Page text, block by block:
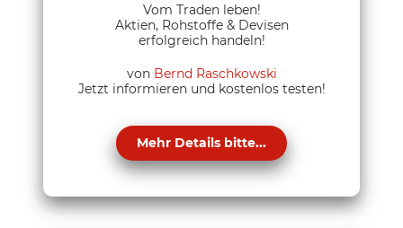
Vom Traden leben!
Aktien, Rohstoffe & Devisen
erfolgreich handeln!
von Bernd Raschkowski
Jetzt informieren und kostenlos testen!
Mehr Details bitte...